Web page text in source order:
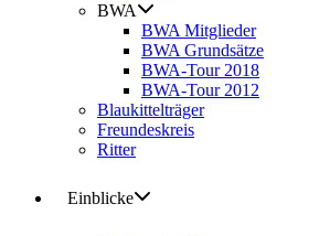
BWA
BWA Mitglieder
BWA Grundsätze
BWA-Tour 2018
BWA-Tour 2012
Blaukittelträger
Freundeskreis
Ritter
Einblicke